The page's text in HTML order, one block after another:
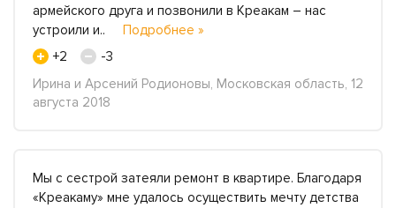
армейского друга и позвонили в Креакам – нас
устроили и.. Подробнее »
+2
-3
Ирина и Арсений Родионовы, Московская область, 12
августа 2018
Мы с сестрой затеяли ремонт в квартире. Благодаря
«Креакаму» мне удалось осуществить мечту детства